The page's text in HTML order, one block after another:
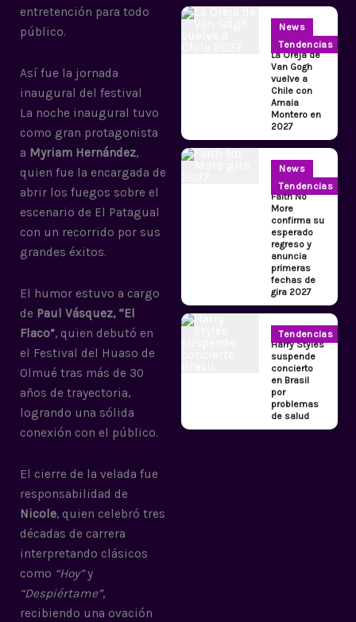
entretención para todo
público.
Así fue la jornada
inaugural del festival
La noche inaugural tuvo
como gran protagonista
a Myriam Hernández,
quien fue la encargada de
abrir los fuegos sobre el
escenario de El Patagual
con un recorrido por sus
grandes éxitos.
El humor estuvo a cargo
de Paul Vásquez, “El
Flaco”, quien debutó en
el Festival del Huaso de
Olmué tras más de 30
años de trayectoria,
logrando una sólida
conexión con el público.
El cierre de la velada fue
responsabilidad de
Nicole, quien celebró tres
décadas de carrera
interpretando clásicos
como “Hoy”y
“Despiértame”,
recibiendo una ovación
News
Tendencias
La Oreja de
Van Gogh
vuelve a
Chile con
Amaia
Montero en
2027
News
Tendencias
Faith No
More
confirma su
esperado
regreso y
anuncia
primeras
fechas de
gira 2027
Tendencias
Harry Styles
suspende
concierto
en Brasil
por
problemas
de salud